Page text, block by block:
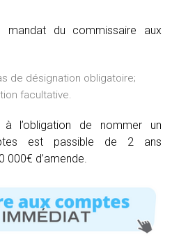
mandat du commissaire aux
de désignation obligatoire;
facultative.
à l’obligation de nommer un
est passible de 2 ans
000€ d’amende.